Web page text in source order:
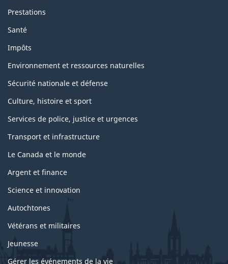
Prestations
Santé
Impôts
Environnement et ressources naturelles
Sécurité nationale et défense
Culture, histoire et sport
Services de police, justice et urgences
Transport et infrastructure
Le Canada et le monde
Argent et finance
Science et innovation
Autochtones
Vétérans et militaires
Jeunesse
Gérer les événements de la vie